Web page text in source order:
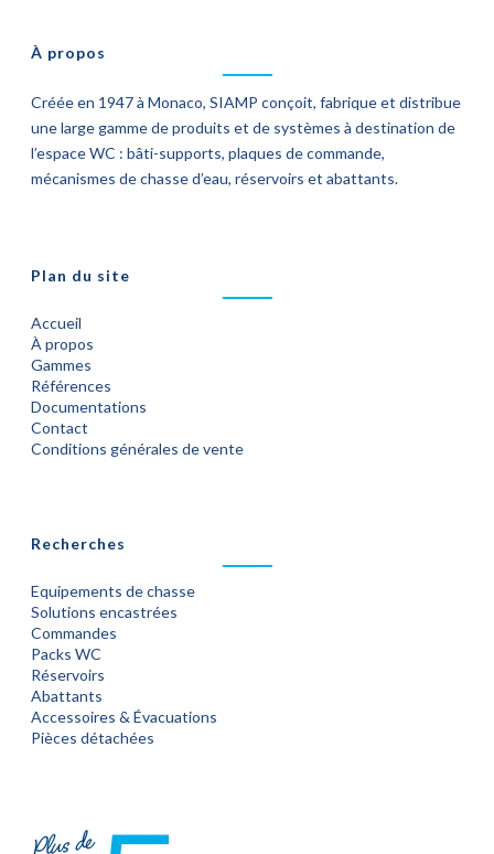
À propos
Créée en 1947 à Monaco, SIAMP conçoit, fabrique et distribue
une large gamme de produits et de systèmes à destination de
l’espace WC : bâti-supports, plaques de commande,
mécanismes de chasse d’eau, réservoirs et abattants.
Plan du site
Accueil
À propos
Gammes
Références
Documentations
Contact
Conditions générales de vente
Recherches
Equipements de chasse
Solutions encastrées
Commandes
Packs WC
Réservoirs
Abattants
Accessoires & Évacuations
Pièces détachées